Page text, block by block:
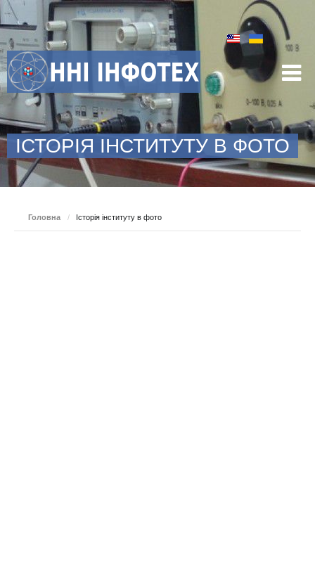
ІСТОРІЯ ІНСТИТУТУ В ФОТО
Головна / Історія інституту в фото